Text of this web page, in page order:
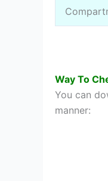
Way To
You can
manner: